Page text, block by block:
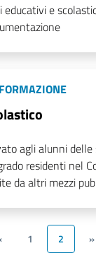
educativi e
agli alunni
residenti nel
da altri mezzi
1 2 »